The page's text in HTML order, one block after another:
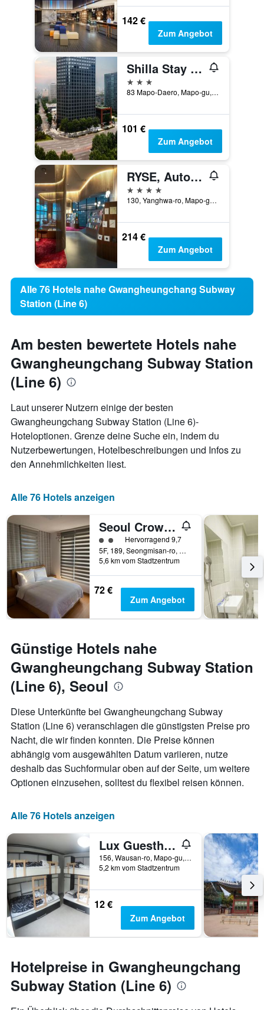
142 €
Zum Angebot
Shilla Stay Mapo Hongdae
3 Sterne
83 Mapo-Daero, Mapo-gu, Seoul, Südkorea
101 €
Zum Angebot
RYSE, Autograph Collection
4 Sterne
130, Yanghwa-ro, Mapo-gu, Seoul, Südkorea
214 €
Zum Angebot
Alle 76 Hotels nahe Gwangheungchang Subway
Station (Line 6)
Am besten bewertete Hotels nahe
Gwangheungchang Subway Station
(Line 6)
Laut unserer Nutzern einige der besten
Gwangheungchang Subway Station (Line 6)-
Hoteloptionen. Grenze deine Suche ein, indem du
Nutzerbewertungen, Hotelbeschreibungen und Infos zu
den Annehmlichkeiten liest.
Alle 76 Hotels anzeigen
Seoul Crown 88 Guest House - Foreign Guests Only
Bewertungskategorie 2
Hervorragend 9,7
5F, 189, Seongmisan-ro, Mapo-gu, Seoul, Südkorea
5,6 km vom Stadtzentrum
72 €
Zum Angebot
Günstige Hotels nahe
Gwangheungchang Subway Station
(Line 6), Seoul
Diese Unterkünfte bei Gwangheungchang Subway
Station (Line 6) veranschlagen die günstigsten Preise pro
Nacht, die wir finden konnten. Die Preise können
abhängig vom ausgewählten Datum variieren, nutze
deshalb das Suchformular oben auf der Seite, um weitere
Optionen einzusehen, solltest du flexibel reisen können.
Alle 76 Hotels anzeigen
Lux Guesthouse
156, Wausan-ro, Mapo-gu, Seoul, Südkorea
5,2 km vom Stadtzentrum
12 €
Zum Angebot
Hotelpreise in Gwangheungchang
Subway Station (Line 6)